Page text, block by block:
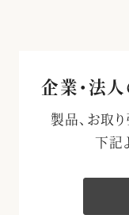
企業・法
製品、お取
下記